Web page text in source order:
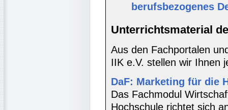
berufsbezogenes
Unterrichtsmaterial
Aus den Fachportalen
IIK e.V. stellen wir Ihnen
DaF: Marketing für die
Das Fachmodul
Hochschule richtet sich